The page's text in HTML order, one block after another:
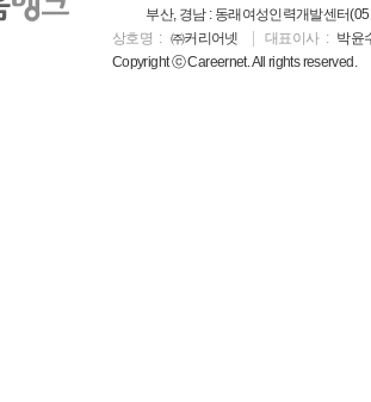
부산, 경남 : 동래여성인력개발센터
상호명
㈜커리어넷 대표이사
박윤
Copyright ⓒ Careernet. All rights reserved.